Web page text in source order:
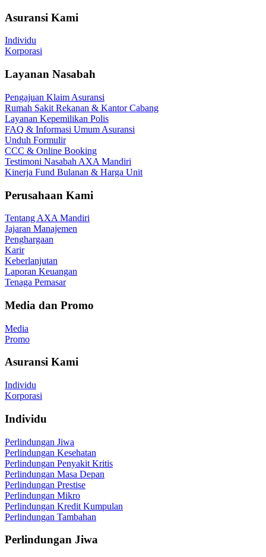
Asuransi Kami
Individu
Korporasi
Layanan Nasabah
Pengajuan Klaim Asuransi
Rumah Sakit Rekanan & Kantor Cabang
Layanan Kepemilikan Polis
FAQ & Informasi Umum Asuransi
Unduh Formulir
CCC & Online Booking
Testimoni Nasabah AXA Mandiri
Kinerja Fund Bulanan & Harga Unit
Perusahaan Kami
Tentang AXA Mandiri
Jajaran Manajemen
Penghargaan
Karir
Keberlanjutan
Laporan Keuangan
Tenaga Pemasar
Media dan Promo
Media
Promo
Asuransi Kami
Individu
Korporasi
Individu
Perlindungan Jiwa
Perlindungan Kesehatan
Perlindungan Penyakit Kritis
Perlindungan Masa Depan
Perlindungan Prestise
Perlindungan Mikro
Perlindungan Kredit Kumpulan
Perlindungan Tambahan
Perlindungan Jiwa